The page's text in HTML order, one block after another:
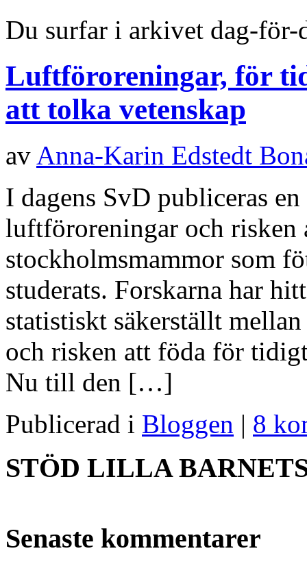
Du surfar i arkivet dag-för-
Luftföroreningar, för
att tolka vetenskap
av Anna-Karin Edstedt
I dagens SvD publiceras
luftföroreningar och
stockholmsmammor som
studerats. Forskarna har
statistiskt säkerställt
och risken att föda för
Nu till den […]
Publicerad i Bloggen | 8
STÖD LILLA
Senaste kommentarer